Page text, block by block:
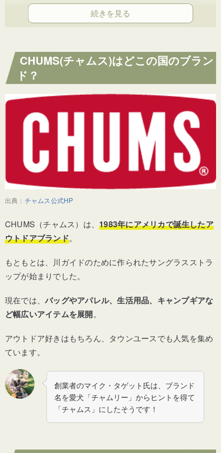
Tシャツ編
バッグ・リュック編
アウトドアギア編
CHUMS(チャムス)の評判・口コミを徹底調査
良い口コミ
悪い口コミ
CHUMS(チャムス)はどこの国のブラン
ド？
出典： チャムス公式HP
CHUMS（チャムス）は、1983年にアメリカで誕生したア
ウトドアブランド。
もともとは、川ガイドのために作られたサングラスストラ
ップが始まりでした。
現在では、バッグやアパレル、生活用品、キャンプギアな
ど幅広いアイテムを展開。
アウトドア好きはもちろん、タウンユースでも人気を集め
ています。
創業者のマイク・タゲット氏は、ブランド
名を愛犬「チャムリー」からヒントを得て
「チャムス」にしたそうです！